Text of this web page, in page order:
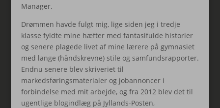
Manager.
Drømmen havde fulgt mig, lige siden jeg i tredje
klasse fyldte mine hæfter med fantasifulde historier
og senere plagede livet af mine lærere på gymnasiet
med lange (håndskrevne) stile og samfundsrapporter.
Endnu senere blev skriveriet til
markedsføringsmaterialer og jobannoncer i
forbindelse med mit arbejde, og fra 2012 blev det til
ugentlige blogindlæg på Jyllands-Posten,